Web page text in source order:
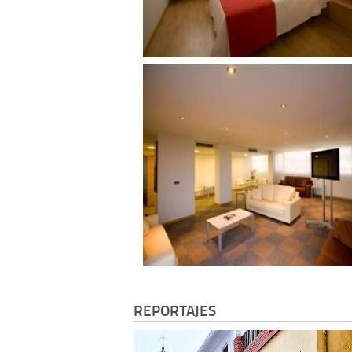
REPORTAJES